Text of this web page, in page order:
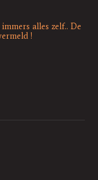
alles zelf.. De
!